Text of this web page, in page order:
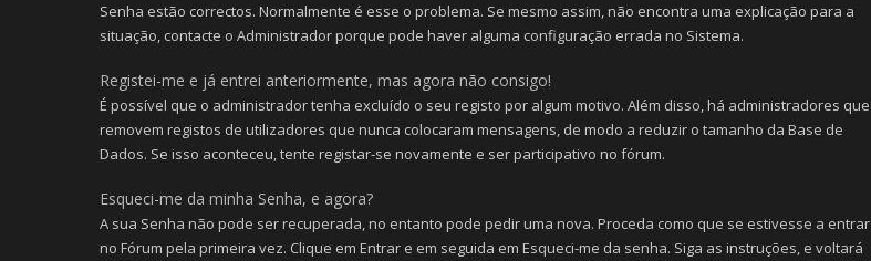
Senha estão correctos. Normalmente é esse o problema. Se mesmo assim, não encontra uma explicação para a
situação, contacte o Administrador porque pode haver alguma configuração errada no Sistema.
Registei-me e já entrei anteriormente, mas agora não consigo!
É possível que o administrador tenha excluído o seu registo por algum motivo. Além disso, há administradores que
removem registos de utilizadores que nunca colocaram mensagens, de modo a reduzir o tamanho da Base de
Dados. Se isso aconteceu, tente registar-se novamente e ser participativo no fórum.
Esqueci-me da minha Senha, e agora?
A sua Senha não pode ser recuperada, no entanto pode pedir uma nova. Proceda como que se estivesse a entrar
no Fórum pela primeira vez. Clique em Entrar e em seguida em Esqueci-me da senha. Siga as instruções, e voltará